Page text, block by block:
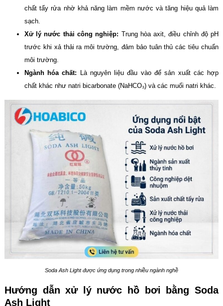
chất tẩy rửa nhờ khả năng làm mềm nước và tăng hiệu quả làm
sạch.
Xử lý nước thải công nghiệp: Trung hòa axit, điều chỉnh độ pH
trước khi xả thải ra môi trường, đảm bảo tuân thủ các tiêu chuẩn
môi trường.
Ngành hóa chất: Là nguyên liệu đầu vào để sản xuất các hợp
chất khác như natri bicarbonate (NaHCO₃) và các muối natri khác.
Soda Ash Light được ứng dụng trong nhiều ngành nghề
Hướng dẫn xử lý nước hồ bơi bằng Soda
Ash Light